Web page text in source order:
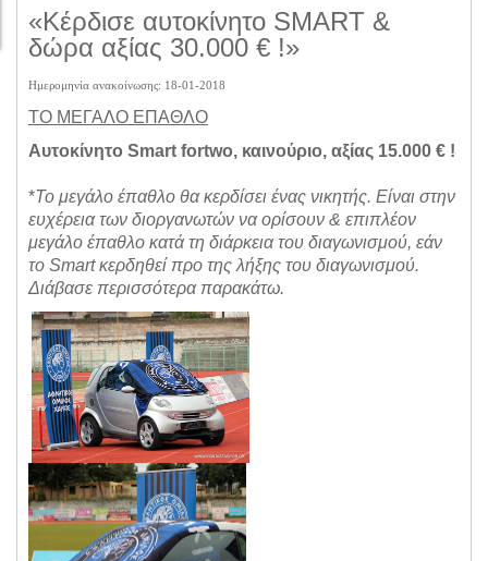
«Κέρδισε αυτοκίνητο SMART &
δώρα αξίας 30.000 € !»
Ημερομηνία ανακοίνωσης: 18-01-2018
ΤΟ ΜΕΓΑΛΟ ΕΠΑΘΛΟ
Αυτοκίνητο Smart fortwo, καινούριο, αξίας 15.000 € !
*Το μεγάλο έπαθλο θα κερδίσει ένας νικητής. Είναι στην
ευχέρεια των διοργανωτών να ορίσουν & επιπλέον
μεγάλο έπαθλο κατά τη διάρκεια του διαγωνισμού, εάν
το Smart κερδηθεί προ της λήξης του διαγωνισμού.
Διάβασε περισσότερα παρακάτω.